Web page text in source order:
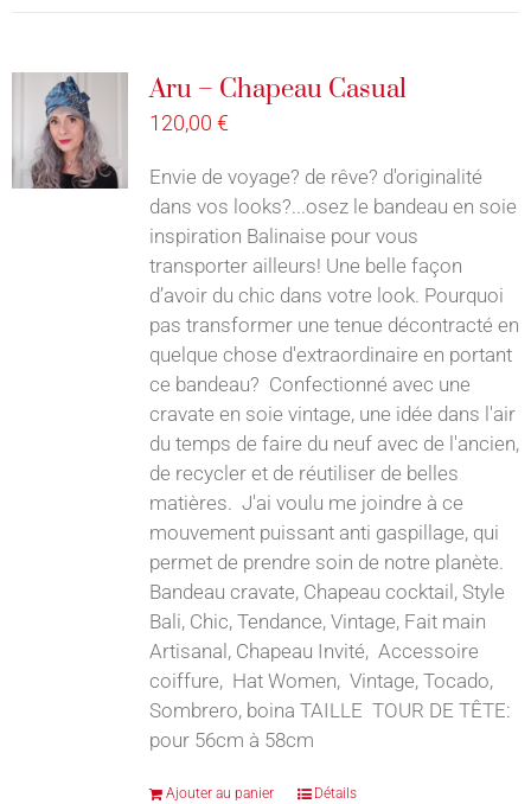
Aru – Chapeau Casual
120,00 €
Envie de voyage? de rêve? d'originalité
dans vos looks?...osez le bandeau en soie
inspiration Balinaise pour vous
transporter ailleurs! Une belle façon
d’avoir du chic dans votre look. Pourquoi
pas transformer une tenue décontracté en
quelque chose d'extraordinaire en portant
ce bandeau? Confectionné avec une
cravate en soie vintage, une idée dans l'air
du temps de faire du neuf avec de l'ancien,
de recycler et de réutiliser de belles
matières. J'ai voulu me joindre à ce
mouvement puissant anti gaspillage, qui
permet de prendre soin de notre planète.
Bandeau cravate, Chapeau cocktail, Style
Bali, Chic, Tendance, Vintage, Fait main
Artisanal, Chapeau Invité, Accessoire
coiffure, Hat Women, Vintage, Tocado,
Sombrero, boina TAILLE TOUR DE TÊTE:
pour 56cm à 58cm
Ajouter au panier Détails